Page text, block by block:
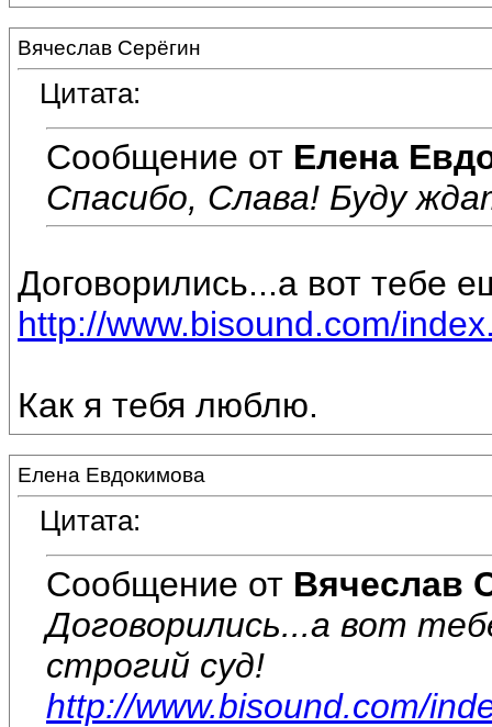
Вячеслав Серёгин
Цитата:
Сообщение от Елена
Спасибо, Слава! Буду
Договорились...а вот тебе
http://www.bisound.com/
Как я тебя люблю.
Елена Евдокимова
Цитата:
Сообщение от Вячеслав
Договорились...а вот
строгий суд!
http://www.bisound.com/